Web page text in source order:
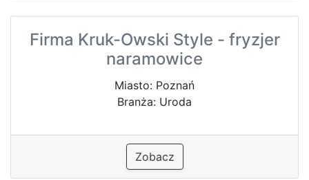
Firma Kruk-Owski Style - fryzjer
naramowice
Miasto: Poznań
Branża: Uroda
Zobacz